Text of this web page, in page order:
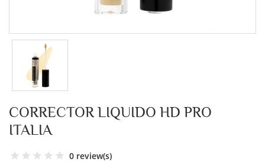
CORRECTOR LIQUIDO HD PRO
ITALIA
0 review(s)